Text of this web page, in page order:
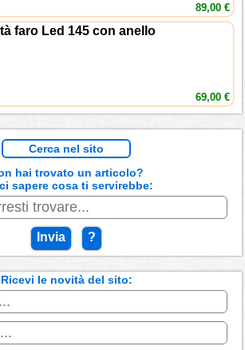
89,00 €
faro Led 145 con anello
69,00 €
Cerca nel sito
hai trovato un articolo?
sapere cosa ti servirebbe:
Invia ?
Ricevi le novità del sito: